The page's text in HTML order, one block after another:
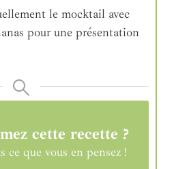
le mocktail avec
pour une présentation
cette recette ?
ce que vous en pensez !